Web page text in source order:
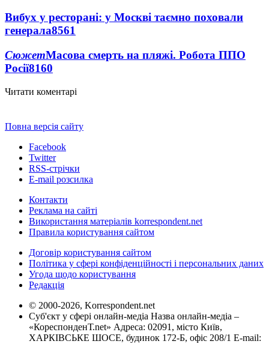
Вибух у ресторані: у Москві таємно поховали
генерала8561
СюжетМасова смерть на пляжі. Робота ППО
Росії8160
Читати коментарі
Повна версія сайту
Facebook
Twitter
RSS-стрічки
E-mail розсилка
Контакти
Реклама на сайті
Використання матеріалів korrespondent.net
Правила користування сайтом
Договір користування сайтом
Політика у сфері конфіденційності і персональних даних
Угода щодо користування
Редакція
© 2000-2026, Korrespondent.net
Суб'єкт у сфері онлайн-медіа Назва онлайн-медіа –
«КореспонденТ.net» Адреса: 02091, місто Київ,
ХАРКІВСЬКЕ ШОСЕ, будинок 172-Б, офіс 208/1 E-mail: